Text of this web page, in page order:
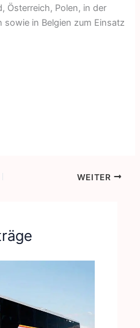
Österreich, Polen, in der
sowie in Belgien zum Einsatz
WEITER